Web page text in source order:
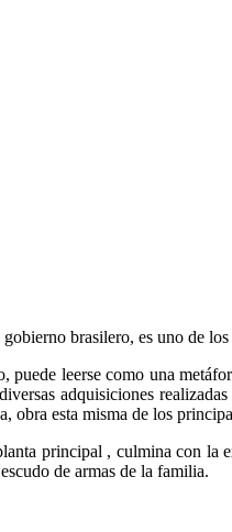
brasilero, es uno de
leerse como una
adquisiciones
obra esta misma de los
principal , culmina con
de armas de la familia.